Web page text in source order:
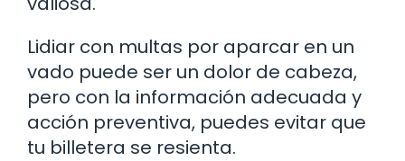
Lidiar con multas por aparcar en un
vado puede ser un dolor de cabeza,
pero con la información adecuada y
acción preventiva, puedes evitar que
tu billetera se resienta.